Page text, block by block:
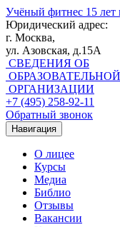
Учёный фитнес 15
Юридический адрес:
г. Москва,
ул. Азовская, д.15А
СВЕДЕНИЯ ОБ
ОБРАЗОВАТЕЛЬНОЙ
ОРГАНИЗАЦИИ
+7 (495) 258-92-11
Обратный звонок
Навигация
О лицее
Курсы
Медиа
Библио
Отзывы
Вакансии